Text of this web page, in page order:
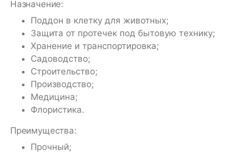
Назначение:
Поддон в клетку для животных;
Защита от протечек под бытовую технику;
Хранение и транспортировка;
Садоводство;
Строительство;
Производство;
Медицина;
Флористика.
Преимущества:
Прочный;